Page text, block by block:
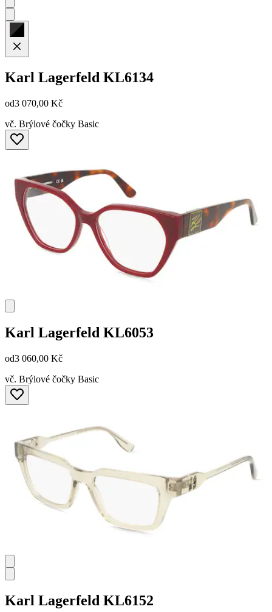
Karl Lagerfeld KL6134
od3 070,00 Kč
vč. Brýlové čočky Basic
Karl Lagerfeld KL6053
od3 060,00 Kč
vč. Brýlové čočky Basic
Karl Lagerfeld KL6152